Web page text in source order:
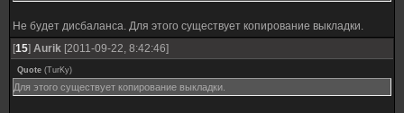
Не будет дисбаланса. Для этого существует копирование выкладки.
[15] Aurik [2011-09-22, 8:42:46]
Quote (TurKy)
Для этого существует копирование выкладки.